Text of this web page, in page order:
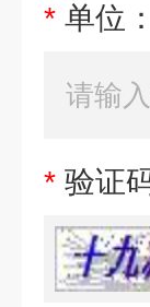
* 单位：
* 验证